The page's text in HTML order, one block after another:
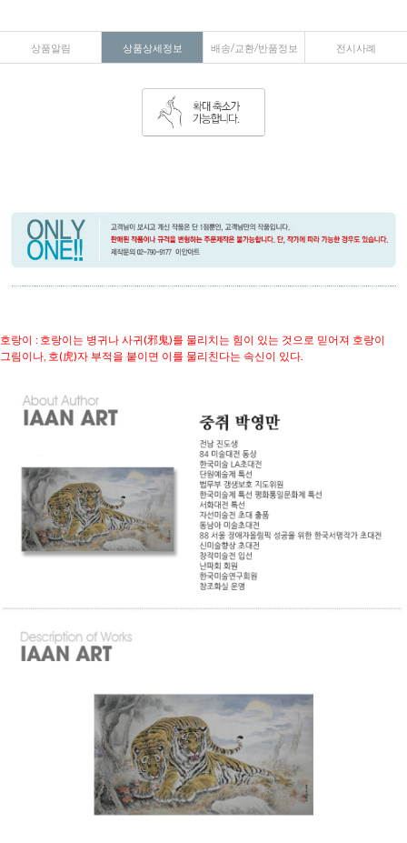
상품알림 상품상세정보 배송/교환/반품정보 전시사례
호랑이 : 호랑이는 병귀나 사귀(邪鬼)를 물리치는 힘이 있는 것으로 믿어져 호랑이
그림이나 호(虎)자 부적을 붙이면 이를 물리친다는 속신이 있다